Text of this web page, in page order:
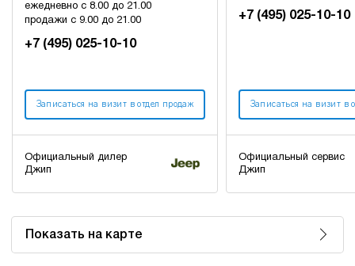
Показать на карте
ежедневно с 8.00 до 21.00
продажи с 9.00 до 21.00
+7 (495) 025-10-10
Записаться на визит в отдел продаж
Официальный дилер
Джип
+7 (495) 025-10-10
Записаться на визит в
Официальный сервис
Джип